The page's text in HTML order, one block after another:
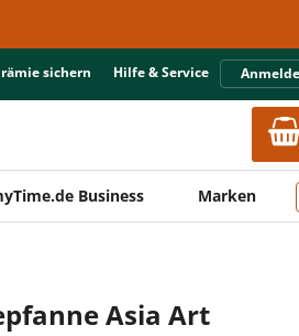
sichern Hilfe & Service
Business Marken
Asia Art